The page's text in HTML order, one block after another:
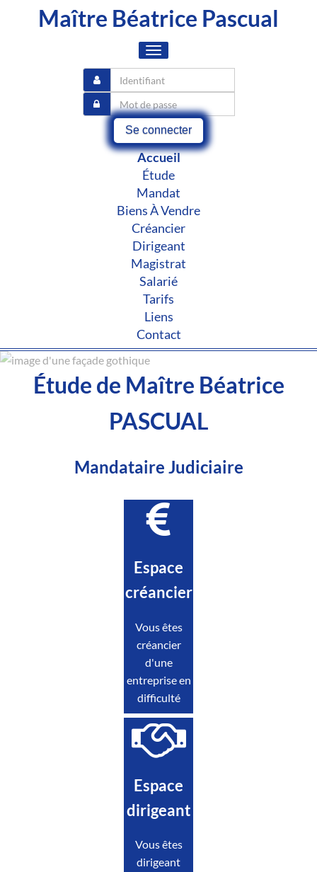
Maître Béatrice Pascual
Toggle
navigation
Se connecter
Accueil
Étude
Mandat
Biens À Vendre
Créancier
Dirigeant
Magistrat
Salarié
Tarifs
Liens
Contact
Étude de Maître Béatrice
PASCUAL
Mandataire Judiciaire
Espace
créancier
Vous êtes
créancier
d'une
entreprise en
difficulté
Espace
dirigeant
Vous êtes
dirigeant